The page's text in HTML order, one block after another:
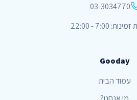
03-3034770
7:00 - 22:00
Gooday
עמוד הבית